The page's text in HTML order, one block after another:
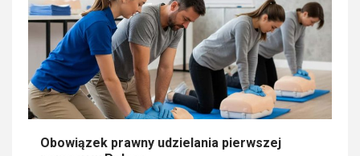
Obowiązek prawny udzielania pierwszej